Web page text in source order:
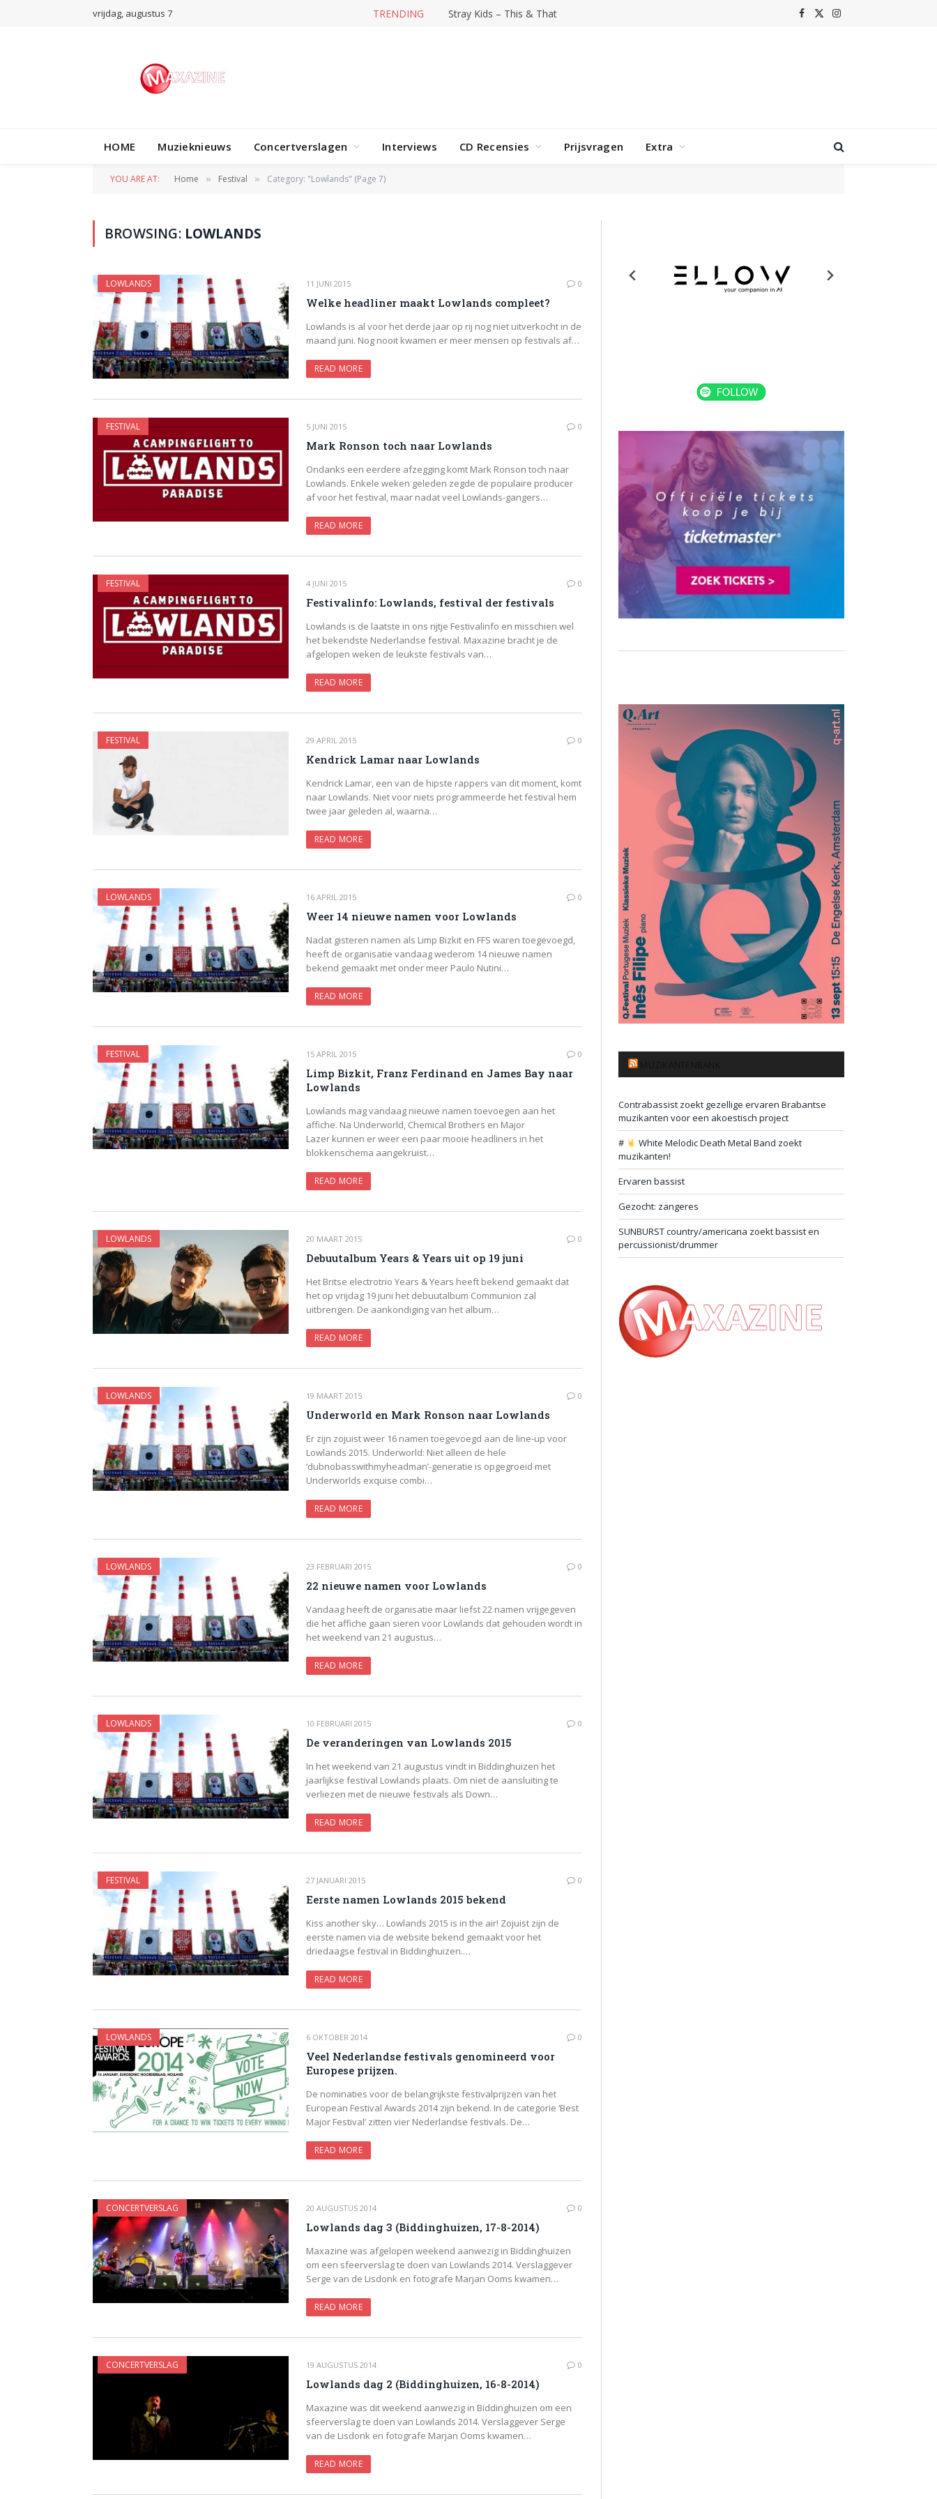
vrijdag, augustus 7 TRENDING Stray Kids – This & That Facebook
X
Instagram
HOME Muzieknieuws Concertverslagen Interviews CD Recensies Prijsvragen Extra
YOU ARE AT: Home » Festival » Category: "Lowlands" (Page 7)
BROWSING: LOWLANDS
LOWLANDS 11 JUNI 2015 0
Welke headliner maakt Lowlands compleet?
Lowlands is al voor het derde jaar op rij nog niet uitverkocht in de
maand juni. Nog nooit kwamen er meer mensen op festivals af…
READ MORE
FESTIVAL 5 JUNI 2015 0
Mark Ronson toch naar Lowlands
Ondanks een eerdere afzegging komt Mark Ronson toch naar
Lowlands. Enkele weken geleden zegde de populaire producer
af voor het festival, maar nadat veel Lowlands-gangers…
READ MORE
FESTIVAL 4 JUNI 2015 0
Festivalinfo: Lowlands, festival der festivals
Lowlands is de laatste in ons rijtje Festivalinfo en misschien wel
het bekendste Nederlandse festival. Maxazine bracht je de
afgelopen weken de leukste festivals van…
READ MORE
FESTIVAL 29 APRIL 2015 0
Kendrick Lamar naar Lowlands
Kendrick Lamar, een van de hipste rappers van dit moment, komt
naar Lowlands. Niet voor niets programmeerde het festival hem
twee jaar geleden al, waarna…
READ MORE
LOWLANDS 16 APRIL 2015 0
Weer 14 nieuwe namen voor Lowlands
Nadat gisteren namen als Limp Bizkit en FFS waren toegevoegd,
heeft de organisatie vandaag wederom 14 nieuwe namen
bekend gemaakt met onder meer Paulo Nutini…
READ MORE
FESTIVAL 15 APRIL 2015 0
Limp Bizkit, Franz Ferdinand en James Bay naar
Lowlands
Lowlands mag vandaag nieuwe namen toevoegen aan het
affiche. Na Underworld, Chemical Brothers en Major
Lazer kunnen er weer een paar mooie headliners in het
blokkenschema aangekruist…
READ MORE
LOWLANDS 20 MAART 2015 0
Debuutalbum Years & Years uit op 19 juni
Het Britse electrotrio Years & Years heeft bekend gemaakt dat
het op vrijdag 19 juni het debuutalbum Communion zal
uitbrengen. De aankondiging van het album…
READ MORE
LOWLANDS 19 MAART 2015 0
Underworld en Mark Ronson naar Lowlands
Er zijn zojuist weer 16 namen toegevoegd aan de line-up voor
Lowlands 2015. Underworld: Niet alleen de hele
‘dubnobasswithmyheadman’-generatie is opgegroeid met
Underworlds exquise combi…
READ MORE
LOWLANDS 23 FEBRUARI 2015 0
22 nieuwe namen voor Lowlands
Vandaag heeft de organisatie maar liefst 22 namen vrijgegeven
die het affiche gaan sieren voor Lowlands dat gehouden wordt in
het weekend van 21 augustus…
READ MORE
LOWLANDS 10 FEBRUARI 2015 0
De veranderingen van Lowlands 2015
In het weekend van 21 augustus vindt in Biddinghuizen het
jaarlijkse festival Lowlands plaats. Om niet de aansluiting te
verliezen met de nieuwe festivals als Down…
READ MORE
FESTIVAL 27 JANUARI 2015 0
Eerste namen Lowlands 2015 bekend
Kiss another sky… Lowlands 2015 is in the air! Zojuist zijn de
eerste namen via de website bekend gemaakt voor het
driedaagse festival in Biddinghuizen.…
READ MORE
LOWLANDS 6 OKTOBER 2014 0
Veel Nederlandse festivals genomineerd voor
Europese prijzen.
De nominaties voor de belangrijkste festivalprijzen van het
European Festival Awards 2014 zijn bekend. In de categorie ‘Best
Major Festival’ zitten vier Nederlandse festivals. De…
READ MORE
CONCERTVERSLAG 20 AUGUSTUS 2014 0
Lowlands dag 3 (Biddinghuizen, 17-8-2014)
Maxazine was afgelopen weekend aanwezig in Biddinghuizen
om een sfeerverslag te doen van Lowlands 2014. Verslaggever
Serge van de Lisdonk en fotografe Marjan Ooms kwamen…
READ MORE
CONCERTVERSLAG 19 AUGUSTUS 2014 0
Lowlands dag 2 (Biddinghuizen, 16-8-2014)
Maxazine was dit weekend aanwezig in Biddinghuizen om een
sfeerverslag te doen van Lowlands 2014. Verslaggever Serge
van de Lisdonk en fotografe Marjan Ooms kwamen…
READ MORE
Contrabassist zoekt gezellige ervaren Brabantse
muzikanten voor een akoestisch project
#
White Melodic Death Metal Band zoekt
muzikanten!
Ervaren bassist
Gezocht: zangeres
SUNBURST country/americana zoekt bassist en
percussionist/drummer